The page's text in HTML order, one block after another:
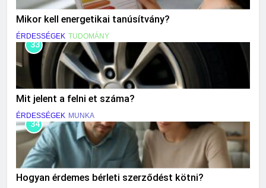
Mikor kell energetikai tanúsítvány?
ÉRDESSÉGEK TUDOMÁNY
33
Mit jelent a felni et száma?
ÉRDESSÉGEK MUNKA
34
Hogyan érdemes bérleti szerződést kötni?